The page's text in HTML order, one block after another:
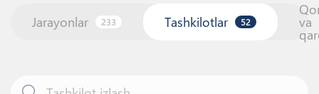
Jarayonlar 233 Tashkilotlar 52 va